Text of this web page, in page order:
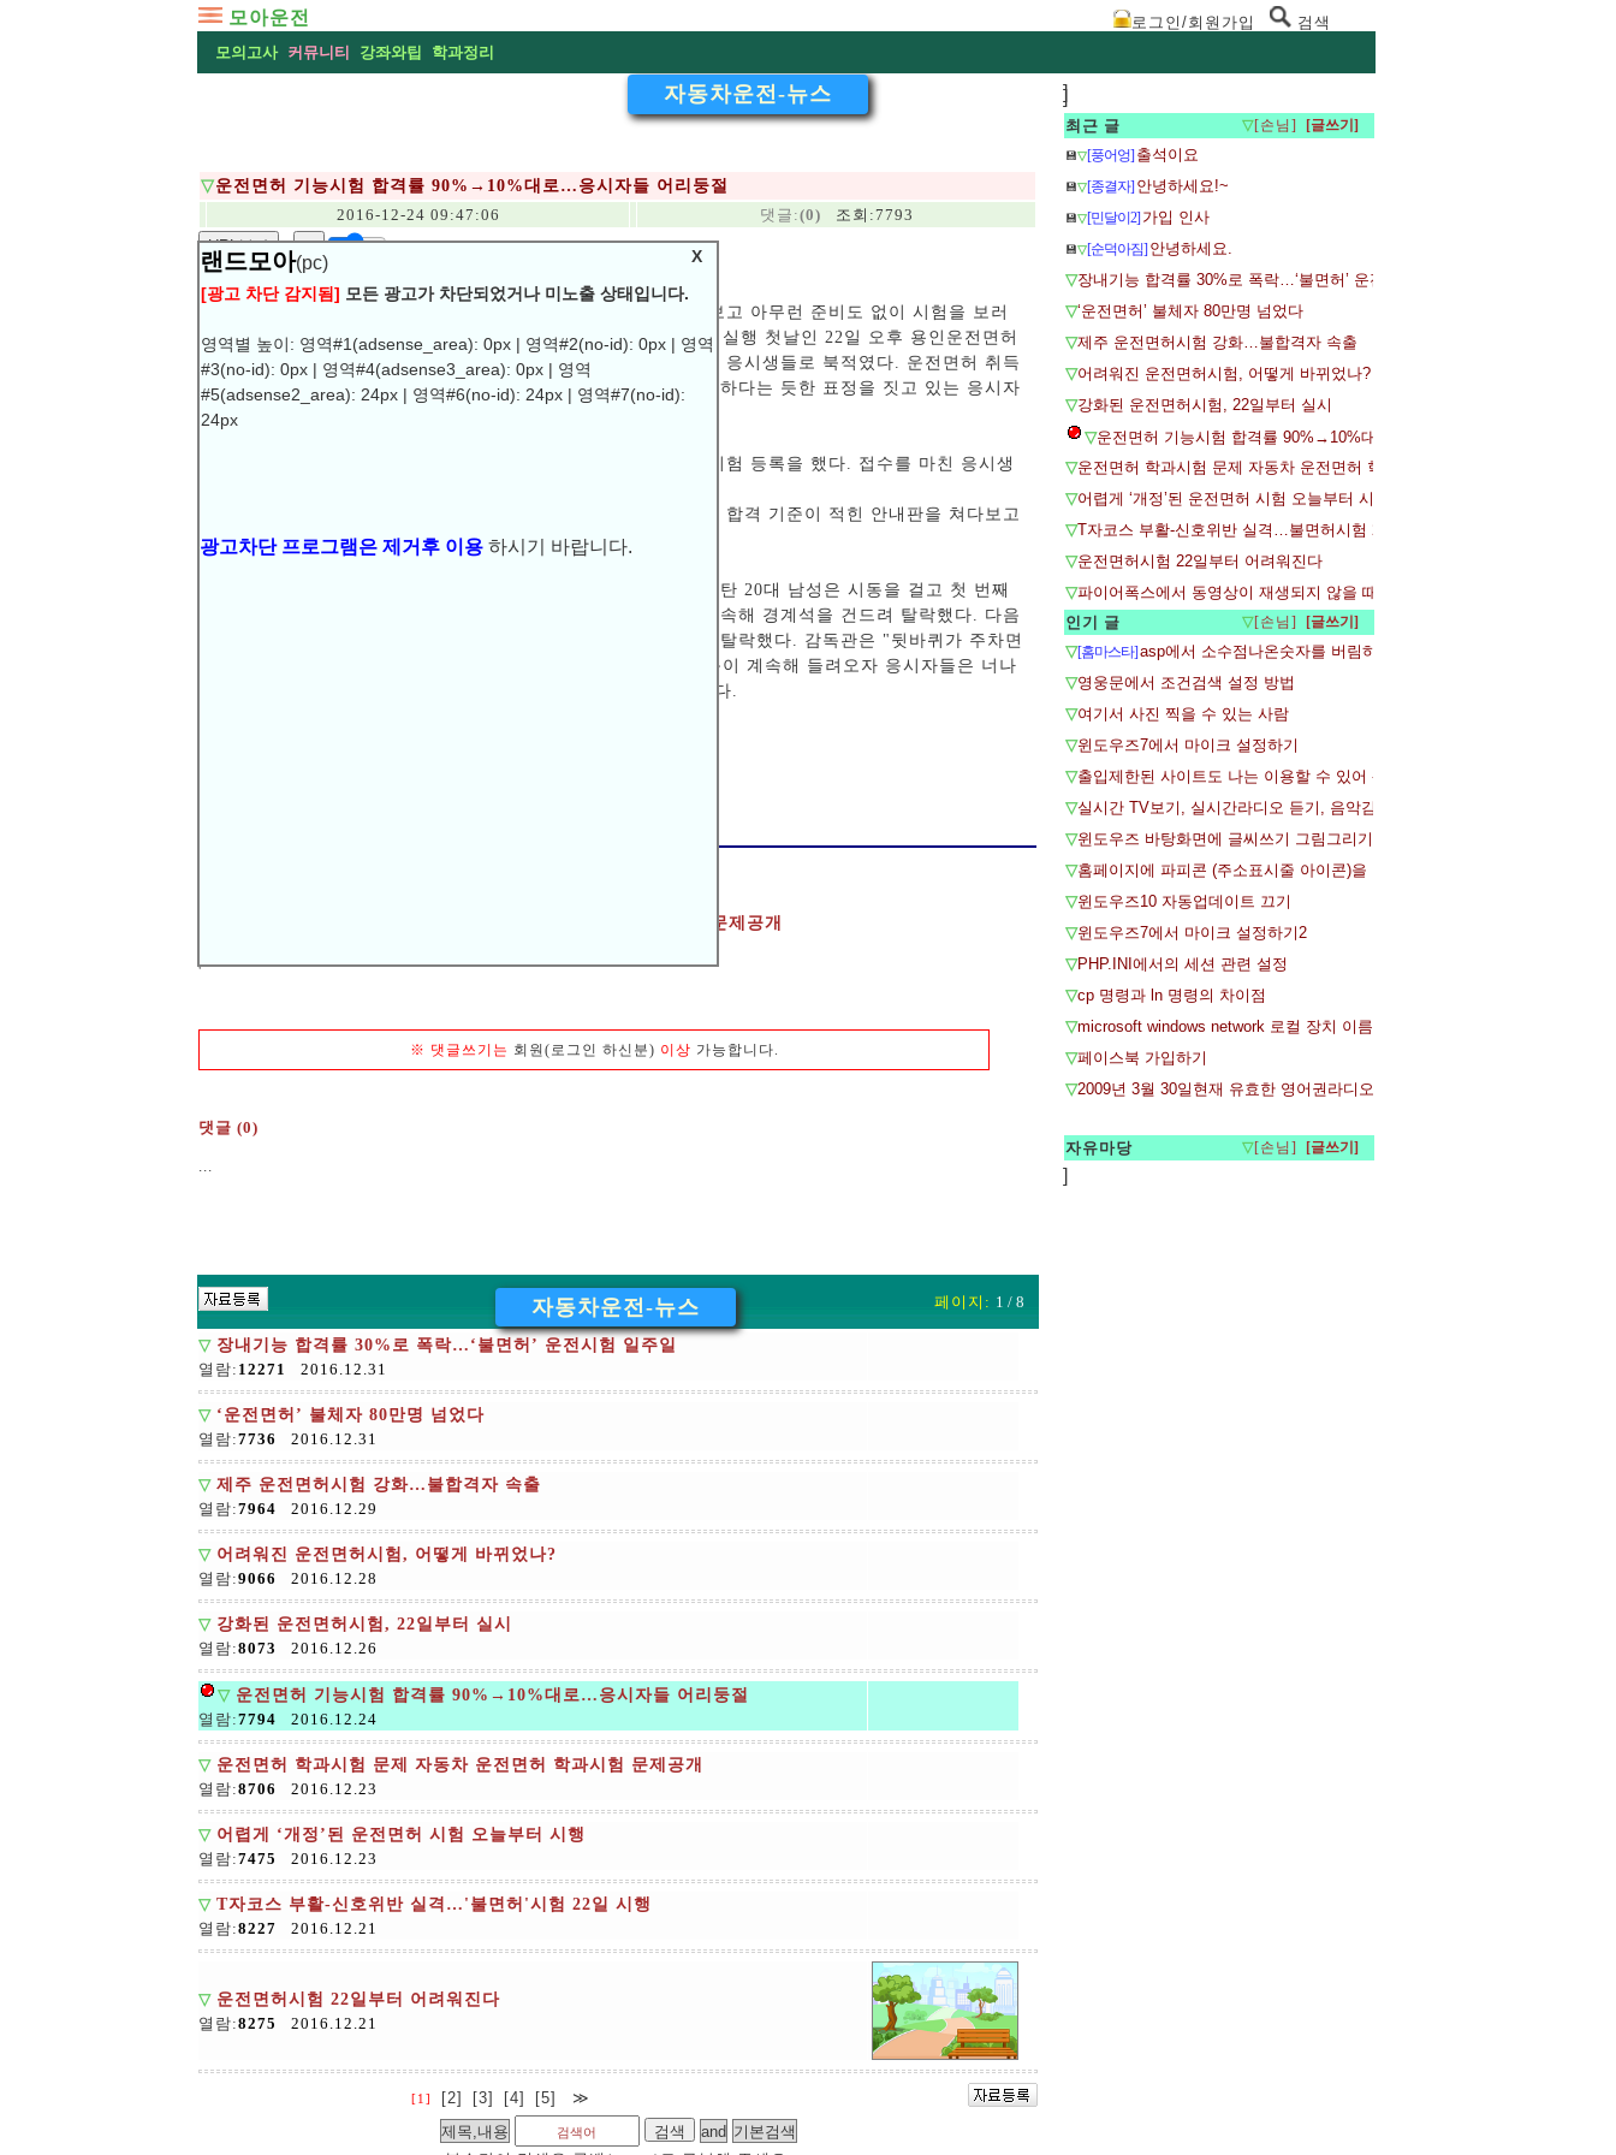
모아운전 로그인/회원가입 검색
모의고사 커뮤니티 강좌와팁 학과정리
X
랜드모아(pc)
[광고 차단 감지됨] 모든 광고가 차단되었거나 미노출 상태입니다.
영역별 높이: 영역#1(adsense_area): 0px | 영역#2(no-id): 0px | 영역
#3(no-id): 0px | 영역#4(adsense3_area): 0px | 영역
#5(adsense2_area): 24px | 영역#6(no-id): 24px | 영역#7(no-id):
24px
자동차운전-뉴스
▽운전면허 기능시험 합격률 90%→10%대로…응시자들 어리둥절
2016-12-24 09:47:06
댓글:(0)
조회:7793
URL복사
▶
운전면허 기능시험 합격률 90%→10%대로…응시자들 어리둥절
【수원=뉴시스】이준석 기자 = "운전면허 기능시험을 우습게 보고 아무런 준비도 없이 시험을 보러
왔는데 보기 좋게 떨어졌네요." 개선된 운전면허 장내 기능시험 실행 첫날인 22일 오후 용인운전면허
시험장에는 비가 오는 궂은 날씨에도 필기, 기능, 도로주행 시험 응시생들로 북적였다. 운전면허 취득
첫 단계인 학과시험이 이뤄지고 있는 시험장에서는 합격이 당연하다는 듯한 표정을 짓고 있는 응시자
들이 쏟아져 나왔다.
이들은 다음 단계인 기능시험을 치르기 위해 접수대로 이동해 시험 등록을 했다. 접수를 마친 응시생
1~2명의 응시자는 바뀐 기능시험 내용을 확인하기 위해 채점 및 합격 기준이 적힌 안내판을 쳐다보고
있었고 나머지는 자리에 앉아 스마트폰을 만져댔다.
방송에서 자신의 이름을 부르자 자신감 넘치게 시험차량에 올라탄 20대 남성은 시동을 걸고 첫 번째
난관인 경사로를 무사히 지났지만 이어진 직각주차 코스에서 계속해 경계석을 건드려 탈락했다. 다음
순서의 응시생도 앞선 응시생과 마찬가지로 직각주차 코스에서 탈락했다. 감독관은 "뒷바퀴가 주차면
에 닿지 않았다"며 탈락 이유를 설명했다. 탈락을 알리는 신고음이 계속해 들려오자 응시자들은 너나
할 거 없이 뒤늦게 안내판을 들여다보며 시험 코스 숙지에 나섰다.
운전면허 학과시험 문제 자동차 운전면허 학과시험 문제공개
'
※ 댓글쓰기는 회원(로그인 하신분) 이상 가능합니다.
댓글 (0)
...
자동차운전-뉴스 페이지: 1 / 8
▽ 장내기능 합격률 30%로 폭락…‘불면허’ 운전시험 일주일
열람: 12271 2016.12.31
▽ ‘운전면허’ 불체자 80만명 넘었다
열람:7736 2016.12.31
▽ 제주 운전면허시험 강화…불합격자 속출
열람:7964 2016.12.29
▽ 어려워진 운전면허시험, 어떻게 바뀌었나?
열람:9066 2016.12.28
▽ 강화된 운전면허시험, 22일부터 실시
열람:8073 2016.12.26
▽ 운전면허 기능시험 합격률 90%→10%대로…응시자들 어리둥절
열람:7794 2016.12.24
▽ 운전면허 학과시험 문제 자동차 운전면허 학과시험 문제공개
열람:8706 2016.12.23
▽ 어렵게 ‘개정’된 운전면허 시험 오늘부터 시행
열람:7475 2016.12.23
▽ T자코스 부활-신호위반 실격…'불면허'시험 22일 시행
열람:8227 2016.12.21
▽ 운전면허시험 22일부터 어려워진다
열람:8275 2016.12.21
[1] [2] [3] [4] [5] ≫
]
]
최근 글 ▽[손님]
💾▽[풍어엉] 출석이요
💾▽[종결자] 안녕하세요!~
💾▽[민달이2] 가입 인사
💾▽[순덕아짐] 안녕하세요.
▽장내기능 합격률 30%로 폭락…‘불면허’ 운전시험 일주일
▽‘운전면허’ 불체자 80만명 넘었다
▽제주 운전면허시험 강화…불합격자 속출
▽어려워진 운전면허시험, 어떻게 바뀌었나?
▽강화된 운전면허시험, 22일부터 실시
▽운전면허 기능시험 합격률 90%→10%대로…응시자들 어리둥절
▽운전면허 학과시험 문제 자동차 운전면허 학과시험 문제공개
▽어렵게 ‘개정’된 운전면허 시험 오늘부터 시행
▽T자코스 부활-신호위반 실격…불면허시험 22일 시행
▽운전면허시험 22일부터 어려워진다
▽파이어폭스에서 동영상이 재생되지 않을 때 - 플래시 플레어어 설치
인기 글
▽[손님]
▽[홈마스타]asp에서 소수점나온숫자를 버림하는 방법
▽영웅문에서 조건검색 설정 방법
▽여기서 사진 찍을 수 있는 사람
▽윈도우즈7에서 마이크 설정하기
▽출입제한된 사이트도 나는 이용할 수 있어 - 파이어폭스 확장기능 User Agent
▽실시간 TV보기, 실시간라디오 듣기, 음악감상
▽윈도우즈 바탕화면에 글씨쓰기 그림그리기
▽홈페이지에 파피콘 (주소표시줄 아이콘)을 만들어 적용하는 방법
▽윈도우즈10 자동업데이트 끄기
▽윈도우즈7에서 마이크 설정하기2
▽PHP.INI에서의 세션 관련 설정
▽cp 명령과 ln 명령의 차이점
▽microsoft windows network 로컬 장치 이름이 이미 사용 중입니다
▽페이스북 가입하기
▽2009년 3월 30일현재 유효한 영어권라디오 URL(미국, 오스트레일리아 - 호주)
자유마당 ▽[손님]
]